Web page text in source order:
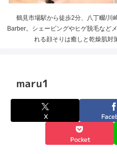
鶴見市場駅から徒歩2分、八丁畷/川
Barber。シェービングやヒゲ脱毛など
れる顔そりは癒しと乾燥肌対
maru1
X
Pocket